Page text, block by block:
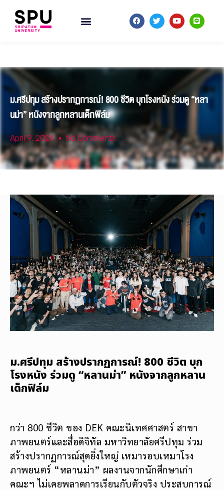
ม.ศรีปทุม สร้างปรากฏการณ์! 800 ชีวิต บุกโรงหนัง ร่วมดู “หลา
นม่า” หนังจากลูกหลานเด็กฟิล์ม
April 9, 2024 No Comments
ม.ศรีปทุม สร้างปรากฏการณ์! 800 ชีวิต บุก
โรงหนัง ร่วมดู “หลานม่า” หนังจากลูกหลาน
เด็กฟิล์ม
กว่า 800 ชีวิต ของ DEK คณะนิเทศศาสตร์ สาขา
ภาพยนตร์และสื่อดิจิทัล มหาวิทยาลัยศรีปทุม ร่วม
สร้างปรากฏการณ์สุดยิ่งใหญ่ เหมารอบเหมาโรง
ภาพยนตร์ “หลานม่า” ผลงานจากนักศึกษาเก่า
คณะฯ ไม่เคยพลาดการเรียนกับตัวจริง ประสบการณ์